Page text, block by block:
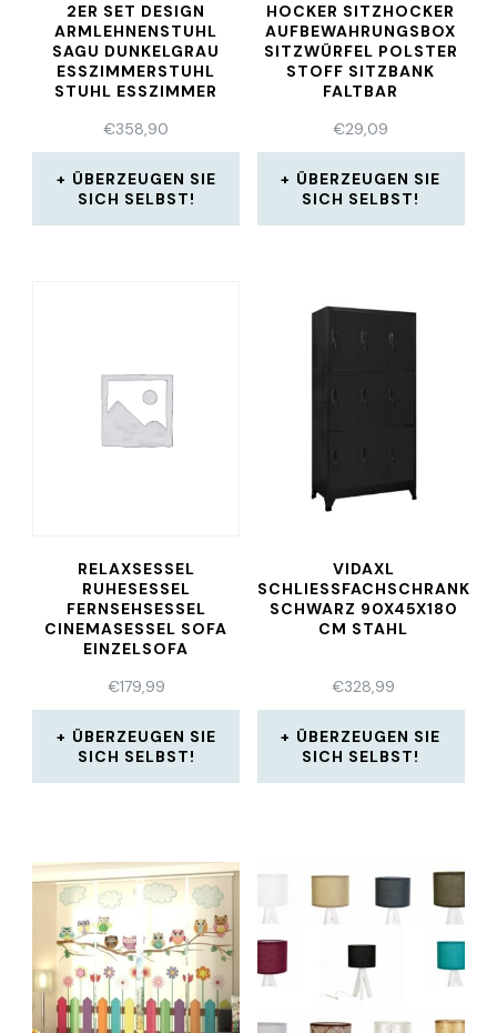
2ER SET DESIGN
ARMLEHNENSTUHL
SAGU DUNKELGRAU
ESSZIMMERSTUHL
STUHL ESSZIMMER
€358,90
ÜBERZEUGEN SIE
SICH SELBST!
HOCKER SITZHOCKER
AUFBEWAHRUNGSBOX
SITZWÜRFEL POLSTER
STOFF SITZBANK
FALTBAR
€29,09
ÜBERZEUGEN SIE
SICH SELBST!
RELAXSESSEL
RUHESESSEL
FERNSEHSESSEL
CINEMASESSEL SOFA
EINZELSOFA
€179,99
ÜBERZEUGEN SIE
SICH SELBST!
VIDAXL
SCHLIESSFACHSCHRANK S
CHWARZ 90X45X180 C
M STAHL
€328,99
ÜBERZEUGEN SIE
SICH SELBST!